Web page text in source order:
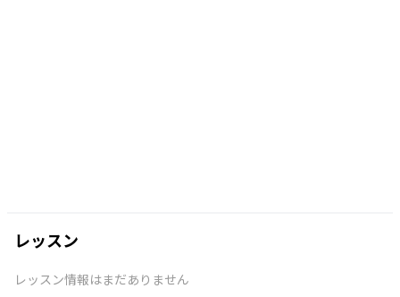
レッスン
レッスン情報はまだありません